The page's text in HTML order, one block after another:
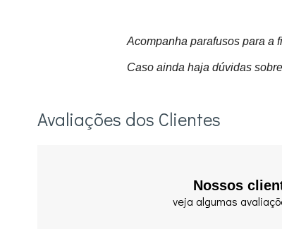
Acompanha parafusos para a
Caso ainda haja dúvidas
Avaliações dos Clientes
Nossos
veja algumas